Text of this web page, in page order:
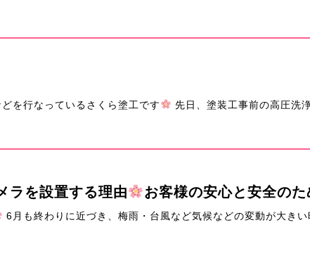
を行なっているさくら塗工です 先日、塗装工事前の高圧洗
ラを設置する理由 お客様の安心と安全のた
6月も終わりに近づき、梅雨・台風など気候などの変動が大き